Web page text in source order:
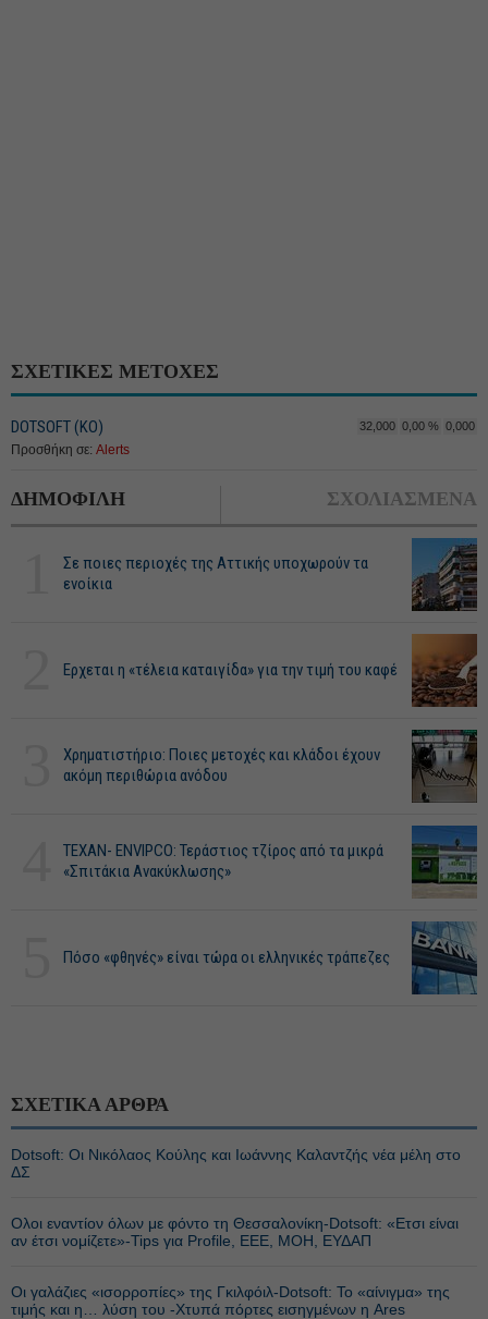
ΣΧΕΤΙΚΕΣ ΜΕΤΟΧΕΣ
DOTSOFT (ΚΟ) 32,000 0,00 % 0,000
Προσθήκη σε: Alerts
ΔΗΜΟΦΙΛΗ ΣΧΟΛΙΑΣΜΕΝΑ
Σε ποιες περιοχές της Αττικής υποχωρούν τα
ενοίκια
Ερχεται η «τέλεια καταιγίδα» για την τιμή του καφέ
Χρηματιστήριο: Ποιες μετοχές και κλάδοι έχουν
ακόμη περιθώρια ανόδου
ΤΕΧΑΝ- ENVIPCO: Τεράστιος τζίρος από τα μικρά
«Σπιτάκια Ανακύκλωσης»
Πόσο «φθηνές» είναι τώρα οι ελληνικές τράπεζες
ΣΧΕΤΙΚΑ ΑΡΘΡΑ
Dotsoft: Οι Νικόλαος Κούλης και Ιωάννης Καλαντζής νέα μέλη στο
ΔΣ
Ολοι εναντίον όλων με φόντο τη Θεσσαλονίκη-Dotsoft: «Ετσι είναι
αν έτσι νομίζετε»-Tips για Profile, EEE, ΜΟΗ, ΕΥΔΑΠ
Οι γαλάζιες «ισορροπίες» της Γκιλφόιλ-Dotsoft: Το «αίνιγμα» της
τιμής και η… λύση του -Χτυπά πόρτες εισηγμένων η Ares